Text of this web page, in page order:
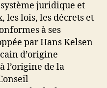
juridique et
lois, les décrets et
à ses
par Hans Kelsen
d’origine
l’origine de la